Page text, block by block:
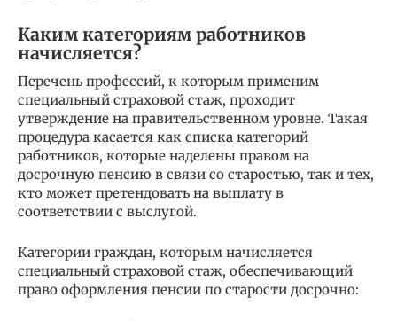
Каким категориям работников
начисляется?
Перечень профессий, к которым применим
специальный страховой стаж, проходит
утверждение на правительственном уровне. Такая
процедура касается как списка категорий
работников, которые наделены правом на
досрочную пенсию в связи со старостью, так и тех,
кто может претендовать на выплату в
соответствии с выслугой.
Категории граждан, которым начисляется
специальный страховой стаж, обеспечивающий
право оформления пенсии по старости досрочно: